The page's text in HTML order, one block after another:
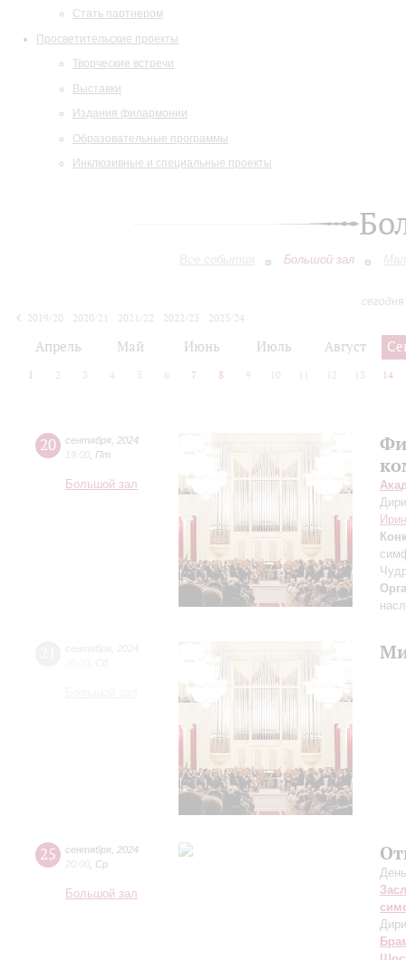
Стать партнером
Просветительские проекты
Творческие встречи
Выставки
Издания филармонии
Образовательные программы
Инклюзивные и специальные проекты
Все события Большой зал
2019/20
2020/21 2021/22 2022/23
2023/24
Апрель Май Июнь Июль Август
1 2 3 4 5 6 7 8 9 10 12 13 14
20 сентября 2024
19:00 Пт
Большой зал
25 сентября 2024
20:00 Ср
Большой зал